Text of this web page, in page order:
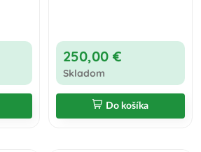
250,00 €
Skladom
Do košíka